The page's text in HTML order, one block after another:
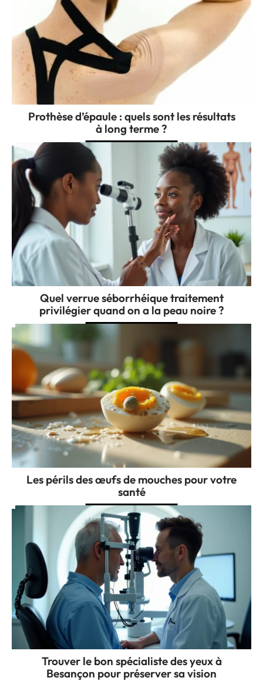
Prothèse d’épaule : quels sont les résultats
à long terme ?
Quel verrue séborrhéique traitement
privilégier quand on a la peau noire ?
Les périls des œufs de mouches pour votre
santé
Trouver le bon spécialiste des yeux à
Besançon pour préserver sa vision